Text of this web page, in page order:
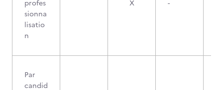
profes
sionna
lisatio
n
X -
Par
candid